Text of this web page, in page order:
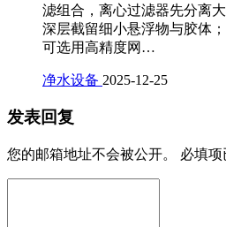
滤组合，离心过滤器先分离
深层截留细小悬浮物与胶体
可选用高精度网…
净水设备 2025-12-25
发表回复
您的邮箱地址不会被公开。 必填项